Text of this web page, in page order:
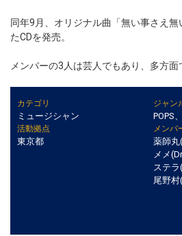
同年9月、オリジナル曲「無い事さえ
たCDを発売。
メンバーの3人は芸人でもあり、多方面
カテゴリ
ミュージシャン
ジャン
POPS
活動拠点
東京都
メンバ
薬師丸
メメ
ステラ
尾野村